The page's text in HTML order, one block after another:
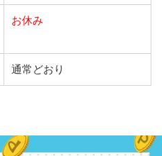
お休み
通常どおり